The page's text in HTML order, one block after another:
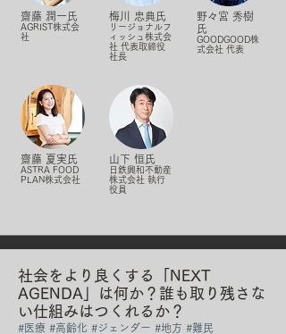
社会をより良くする「NEXT
AGENDA」は何か？誰も取り残さな
い仕組みはつくれるか？
#​医療 #高齢化 #ジェンダー #地方 #難民
齋藤 潤一氏
AGRIST株式会
社
齋藤 夏実氏
ASTRA FOOD
PLAN株式会社
梅川 忠典氏
リージョナルフ
ィッシュ株式会
社 代表取締役
社長
山下 恒氏
日鉄興和不動産
株式会社 執行
役員
野々宮 秀樹
氏
GOODGOOD株
式会社 代表